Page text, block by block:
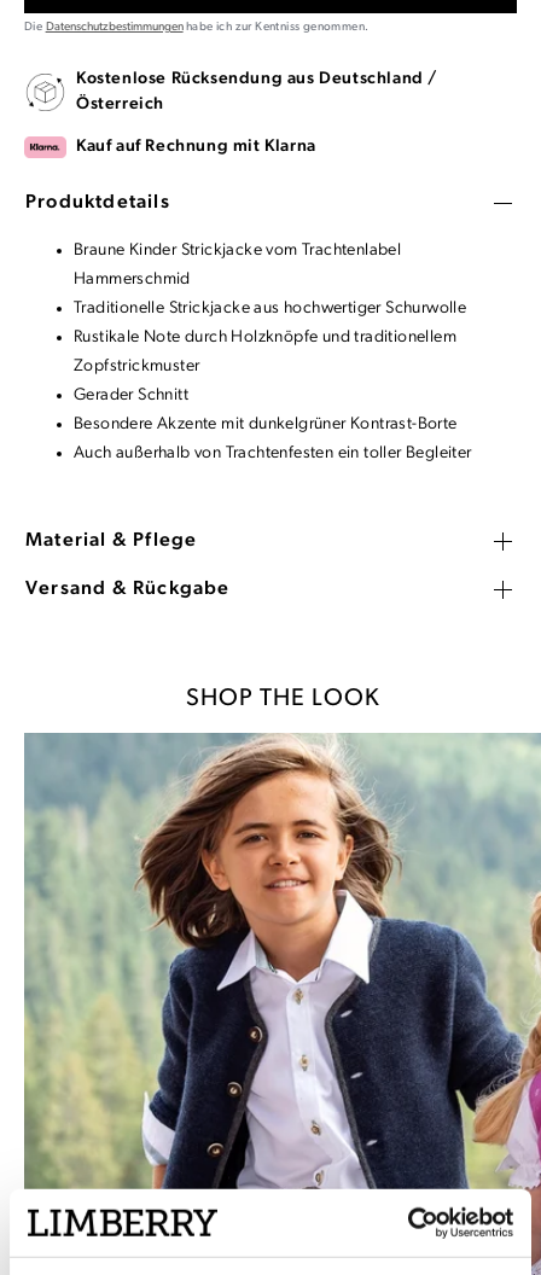
Die Datenschutzbestimmungenhabe ich zur Kentniss genommen.
Kostenlose Rücksendung aus Deutschland /
Österreich
Kauf auf Rechnung mit Klarna
Produktdetails
Braune Kinder Strickjacke vom Trachtenlabel
Hammerschmid
Traditionelle Strickjacke aus hochwertiger Schurwolle
Rustikale Note durch Holzknöpfe und traditionellem
Zopfstrickmuster
Gerader Schnitt
Besondere Akzente mit dunkelgrüner Kontrast-Borte
Auch außerhalb von Trachtenfesten ein toller Begleiter
Material & Pflege
Versand & Rückgabe
SHOP THE LOOK